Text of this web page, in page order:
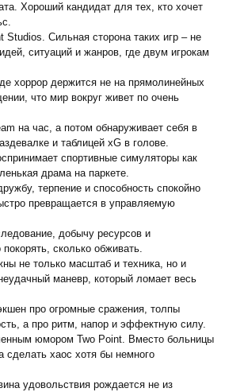
Хороший кандидат для тех, кто хочет
Сильная сторона таких игр – не
ситуаций и жанров, где двум игрокам
хоррор держится не на прямолинейных
что мир вокруг живет по очень
на час, а потом обнаруживает себя в
и таблицей xG в голове.
спортивные симуляторы как
драма на паркете.
терпение и способность спокойно
превращается в управляемую
добычу ресурсов и
сколько обживать.
не только масштаб и техника, но и
маневр, который ломает весь
про огромные сражения, толпы
а про ритм, напор и эффектную силу.
юмором Two Point. Вместо больницы
сделать хаос хотя бы немного
удовольствия рождается не из